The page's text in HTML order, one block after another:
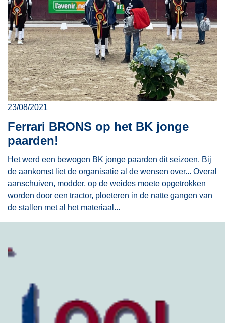
23/08/2021
Ferrari BRONS op het BK jonge
paarden!
Het werd een bewogen BK jonge paarden dit seizoen. Bij
de aankomst liet de organisatie al de wensen over... Overal
aanschuiven, modder, op de weides moete opgetrokken
worden door een tractor, ploeteren in de natte gangen van
de stallen met al het materiaal...